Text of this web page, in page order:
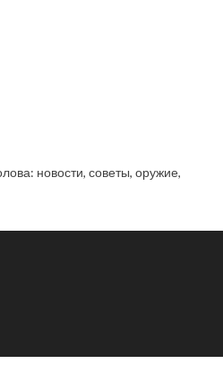
новости, советы, оружие,